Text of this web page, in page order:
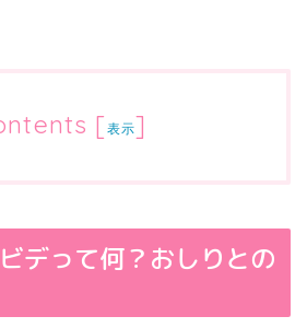
[ 表示]
デって何？おしりとの